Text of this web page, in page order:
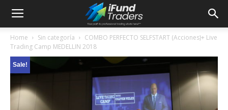
Home Sin categoría
COMBO PERFECTO SELFSTART (Acciones)+ Live
Trading Camp MEDELLIN 2018
Sale!